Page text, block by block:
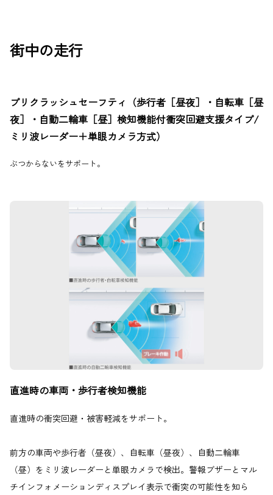
街中の走行
プリクラッシュセーフティ（歩行者［昼夜］・自転車［昼
夜］・自動二輪車［昼］検知機能付衝突回避支援タイプ/
ミリ波レーダー＋単眼カメラ方式）
ぶつからないをサポート。
直進時の車両・歩行者検知機能
直進時の衝突回避・被害軽減をサポート。
前方の車両や歩行者（昼夜）、自転車（昼夜）、自動二輪車
（昼）をミリ波レーダーと単眼カメラで検出。警報ブザーとマル
チインフォメーションディスプレイ表示で衝突の可能性を知ら